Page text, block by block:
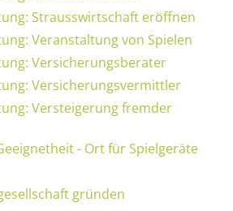
Strausswirtschaft eröffnen
Veranstaltung von Spielen
Versicherungsberater
Versicherungsvermittler
Versteigerung fremder
- Ort für Spielgeräte
gründen